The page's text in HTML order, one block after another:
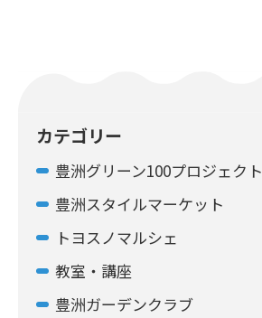
カテゴリー
豊洲グリーン100プロジェクト
豊洲スタイルマーケット
トヨスノマルシェ
教室・講座
豊洲ガーデンクラブ